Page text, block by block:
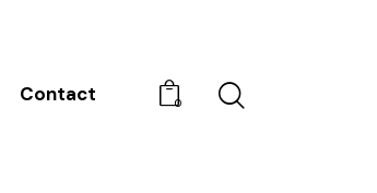
Contact 0